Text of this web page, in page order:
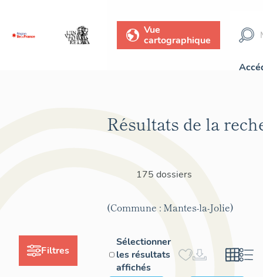
Vue
cartographique
Filtres
Résultats de la
175 dossiers
(Commune : Mantes-la-Jolie)
Sélectionner
les résultats
affichés